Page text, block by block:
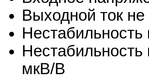
Выходной ток
мкВ/В